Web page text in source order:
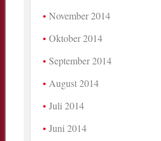
November 2014
Oktober 2014
September 2014
August 2014
Juli 2014
Juni 2014